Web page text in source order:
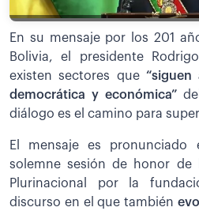
En su mensaje por los 201
Bolivia, el presidente
existen sectores que“siguen
democrática y económica”
diálogo es el camino para
El mensaje es pronunciado
solemne sesión de honor de
Plurinacional por la
discurso en el que también